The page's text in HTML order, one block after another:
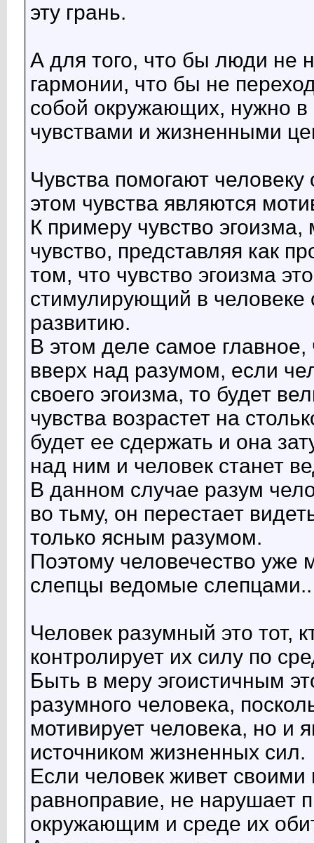
эту грань.
А для того, что бы люди не
гармонии, что бы не
собой окружающих, нужно в
чувствами и жизненными
Чувства помогают
этом чувства являются
К примеру чувство
чувство, представляя как
том, что чувство эгоизма
стимулирующий в
развитию.
В этом деле самое главное,
вверх над разумом, если
своего эгоизма, то будет
чувства возрастет на
будет ее сдержать и она
над ним и человек станет
В данном случае разум
во тьму, он перестает
только ясным разумом.
Поэтому человечество уже
слепцы ведомые слепцами..
Человек разумный это тот,
контролирует их силу по
Быть в меру эгоистичным
разумного человека,
мотивирует человека, но и
источником жизненных сил.
Если человек живет
равноправие, не нарушает
окружающим и среде их